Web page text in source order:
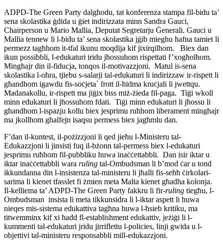
ADPD-The Green Party dalgħodu, tat konferenza stampa fil-bidu ta’
sena skolastika ġdida u ġiet indirizzata minn Sandra Gauci,
Chairperson u Mario Mallia, Deputat Segretarju Ġenerali. Gauci u
Mallia tennew li l-bidu ta’ sena skolastika jġib mieghu ħafna tamiet li
permezz tagħhom it-tfal ikunu moqdija kif jixirqilhom. Biex dan
ikun possibbli, l-edukaturi iridu jħossuhom rispettati f’xogħolhom.
Mingħajr din il-fiducja, tonqos il-motivazzjoni. Matul is-sena
skolastika l-oħra, tjiebu s-salarji tal-edukaturi li indirizzaw ir-rispett li
għandhom igawdu fis-soċjeta` frott il-ħidma kruċjali li jwettqu.
Madanakollu, ir-rispett ma jiġix biss miż-żieda fil-paga. Tiġi wkoll
minn edukaturi li jħossuhom fdati. Tiġi minn edukaturi li jħossu li
għandhom l-ispazju kollu biex jesprimu ruħhom liberament mingħajr
ma jkollhom ghalfejn isaqsu permess biex jagħmlu dan.
F’dan il-kuntest, il-pożizzjoni li qed jieħu l-Ministeru tal-
Edukazzjoni li jinsisti fuq il-bżonn tal-permess biex l-edukaturi
jesprimu ruħhom fil-pubbliku huwa inaċċettabbli. Dan isir iktar u
iktar inaċċettabbli wara ruling tal-Ombudsman li b’mod ċar u tond
ikkundanna din l-insistenza tal-ministeru li jħalli fis-seħħ ċirkolari-
sarima li kienet tfasslet fi żmien meta Malta kienet għadha kolonja.
Il-kelliema ta’ ADPD-The Green Party fakkru li fir-ruling tiegħu, l-
Ombudsman insista li meta tikkunsidra li l-iktar aspett li huwa
nieqes mis-sistema edukattiva tagħna huwa l-ħsieb kritiku, ma
titwemminx kif xi ħadd fl-establishment edukattiv, jeżiġi li l-
kummenti tal-edukaturi jridu jirriflettu l-policies, linji gwida u l-
objettivi tal-ministeru responsabbli mill-edukazzjoni.